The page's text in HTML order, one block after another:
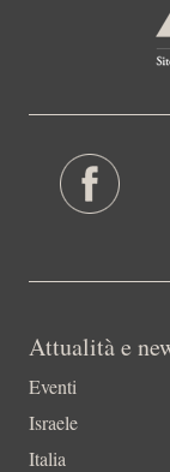
Attualità e
Eventi
Israele
Italia